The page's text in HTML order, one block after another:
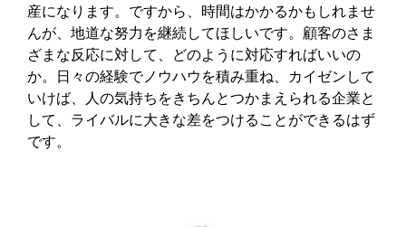
産になります。ですから、時間はかかるかもしれませ
んが、地道な努力を継続してほしいです。顧客のさま
ざまな反応に対して、どのように対応すればいいの
か。日々の経験でノウハウを積み重ね、カイゼンして
いけば、人の気持ちをきちんとつかまえられる企業と
して、ライバルに大きな差をつけることができるはず
です。